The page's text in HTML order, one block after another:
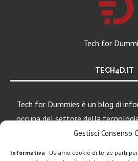
Gestisci Consenso
Informativa - Usiamo cookie di terze parti
Tech for
TECH4D.IT
Tech for Dummies è un blog di
occupa del settore della
una particolare attenzione al